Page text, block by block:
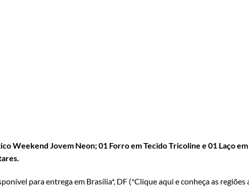
Weekend Jovem Neon; 01 Forro em Tecido Tricoline e 01 Laço
para entrega em Brasília*, DF (*Clique aqui e conheça as regiões